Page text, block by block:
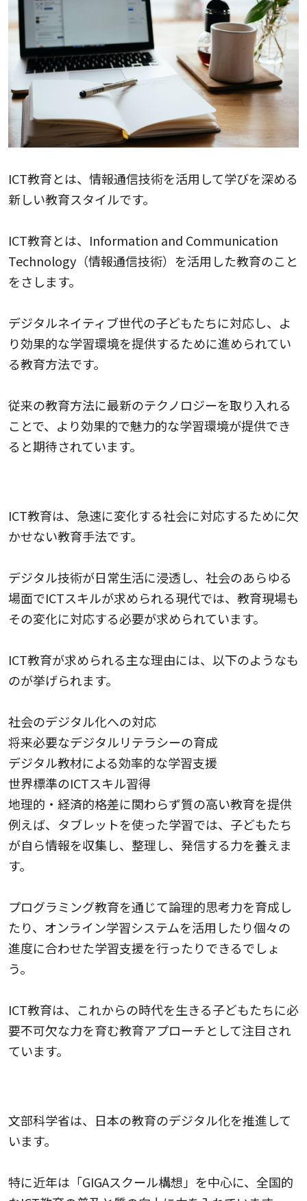
ICT教育とは、情報通信技術を活用して学びを深める
新しい教育スタイルです。
ICT教育とは、Information and Communication
Technology（情報通信技術）を活用した教育のこと
をさします。
デジタルネイティブ世代の子どもたちに対応し、よ
り効果的な学習環境を提供するために進められてい
る教育方法です。
従来の教育方法に最新のテクノロジーを取り入れる
ことで、より効果的で魅力的な学習環境が提供でき
ると期待されています。
ICT教育は、急速に変化する社会に対応するために欠
かせない教育手法です。
デジタル技術が日常生活に浸透し、社会のあらゆる
場面でICTスキルが求められる現代では、教育現場も
その変化に対応する必要が求められています。
ICT教育が求められる主な理由には、以下のようなも
のが挙げられます。
社会のデジタル化への対応
将来必要なデジタルリテラシーの育成
デジタル教材による効率的な学習支援
世界標準のICTスキル習得
地理的・経済的格差に関わらず質の高い教育を提供
例えば、タブレットを使った学習では、子どもたち
が自ら情報を収集し、整理し、発信する力を養えま
す。
プログラミング教育を通じて論理的思考力を育成し
たり、オンライン学習システムを活用したり個々の
進度に合わせた学習支援を行ったりできるでしょ
う。
ICT教育は、これからの時代を生きる子どもたちに必
要不可欠な力を育む教育アプローチとして注目され
ています。
文部科学省は、日本の教育のデジタル化を推進して
います。
特に近年は「GIGAスクール構想 」を中心に、全国的